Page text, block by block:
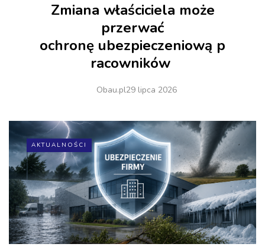
Zmiana właściciela może
przerwać
ochronę ubezpieczeniową p
racowników
Obau.pl29 lipca 2026
AKTUALNOŚCI